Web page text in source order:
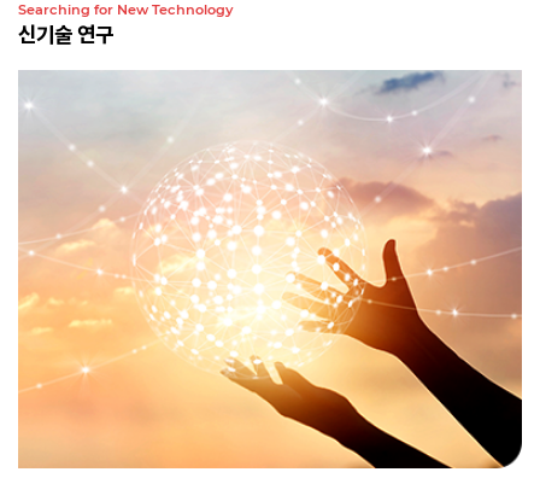
Searching for New Technology
신기술 연구